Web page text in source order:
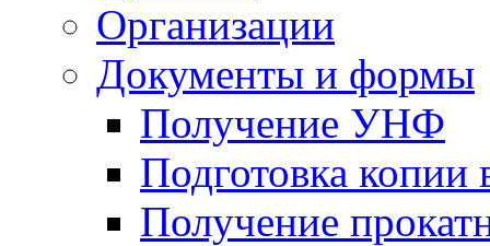
Организации
Документы и формы
Получение УНФ
Подготовка копии
Получение